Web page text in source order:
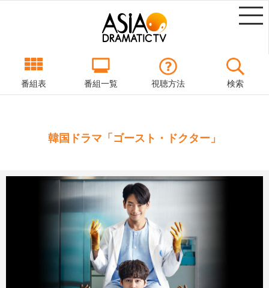
番組表 番組一覧 視聴方法 検索
韓国ドラマ「ゴースト・ドクター」